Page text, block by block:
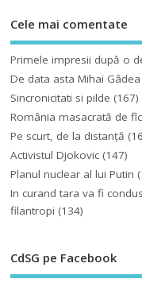
Cele mai comentate
Primele impresii după o
De data asta Mihai
Sincronicitati si pilde (167)
România masacrată de
Pe scurt, de la distanță
Activistul Djokovic (147)
Planul nuclear al lui Putin
In curand tara va fi
filantropi (134)
CdSG pe Facebook